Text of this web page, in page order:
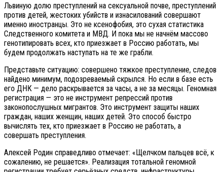
Львиную долю преступлений на сексуальной почве, преступлений
против детей, жестоких убийств и изнасилований совершают
именно иностранцы. Это не ксенофобия, это сухая статистика
Следственного комитета и МВД. И пока мы не начнём массово
генотипировать всех, кто приезжает в Россию работать, мы
будем продолжать наступать на те же грабли.
Представьте ситуацию: совершено тяжкое преступление, следов
найдено минимум, подозреваемый скрылся. Но если в базе есть
его ДНК — дело раскрывается за часы, а не за месяцы. Геномная
регистрация — это не инструмент репрессий против
законопослушных мигрантов. Это инструмент защиты наших
граждан, наших женщин, наших детей. Это способ быстро
вычислять тех, кто приезжает в Россию не работать, а
совершать преступления.
Алексей Родин справедливо отмечает: «Щелчком пальцев всё, к
сожалению, не решается». Реализация тотальной геномной